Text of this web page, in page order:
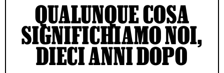
QUALUNQUE COSA
SIGNIFICHIAMO NOI,
DIECI ANNI DOPO